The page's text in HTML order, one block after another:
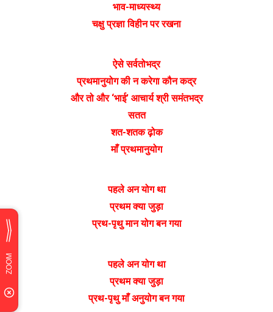
भाव-माध्यस्थ्य
चक्षु प्रज्ञा विहीन पर रखना
ऐसे सर्वतोभद्र
प्रथमानुयोग की न करेगा कौन कद्र
और तो और ‘भाई’ आचार्य श्री समंतभद्र
सतत
शत-शतक ढ़ोक
माँ प्रथमानुयोग
पहले अन योग था
प्रथम क्या जुड़ा
प्रथ-पृथु मान योग बन गया
पहले अन योग था
प्रथम क्या जुड़ा
प्रथ-पृथु माँ अनुयोग बन गया